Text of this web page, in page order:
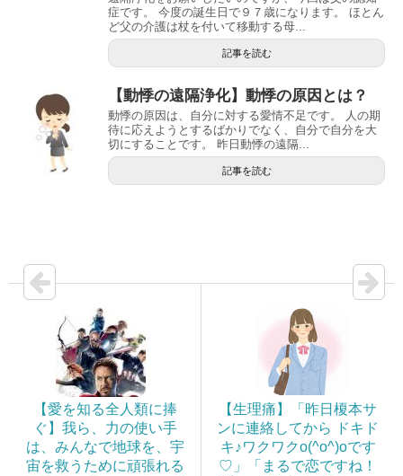
症です。 今度の誕生日で９７歳になります。 ほとん
ど父の介護は杖を付いて移動する母...
記事を読む
【動悸の遠隔浄化】動悸の原因とは？
動悸の原因は、自分に対する愛情不足です。 人の期
待に応えようとするばかりでなく、自分で自分を大
切にすることです。 昨日動悸の遠隔...
記事を読む
【愛を知る全人類に捧
ぐ】我ら、力の使い手
は、みんなで地球を、宇
宙を救うために頑張れる
【生理痛】「昨日榎本サ
ンに連絡してから ドキド
キ♪ワクワクo(^o^)oです
♡」「まるで恋ですね！